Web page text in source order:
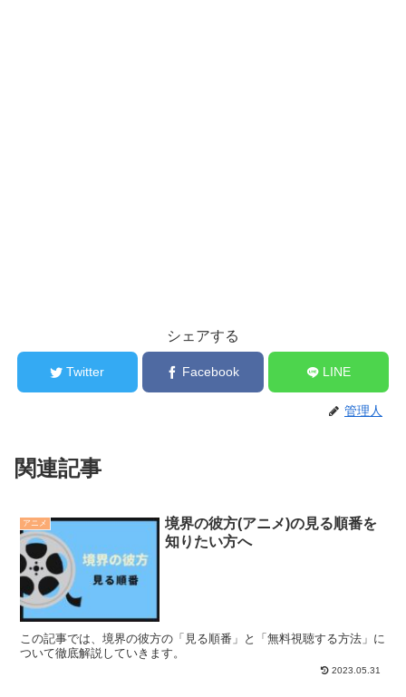
シェアする
Twitter Facebook LINE
管理人
関連記事
アニメ
境界の彼方(アニメ)の見る順番を
知りたい方へ
この記事では、境界の彼方の「見る順番」と「無料視聴する方法」に
ついて徹底解説していきます。
2023.05.31